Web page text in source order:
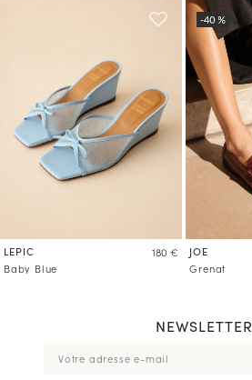
LEPIC
180 €
Baby Blue
JOE
Grenat
NEWSLETTER